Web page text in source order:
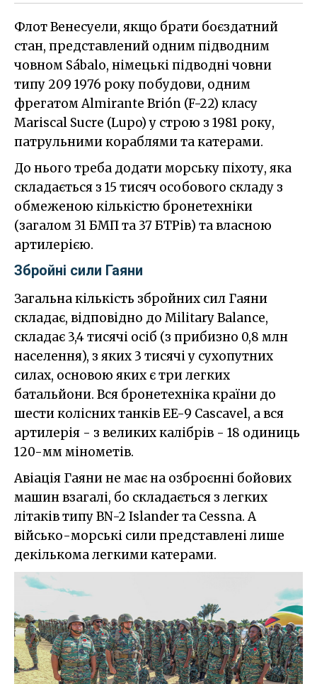
Флот Венесуели, якщо брати боєздатний
стан, представлений одним підводним
човном Sábalo, німецькі підводні човни
типу 209 1976 року побудови, одним
фрегатом Almirante Brión (F-22) класу
Mariscal Sucre (Lupo) у строю з 1981 року,
патрульними кораблями та катерами.
До нього треба додати морську піхоту, яка
складається з 15 тисяч особового складу з
обмеженою кількістю бронетехніки
(загалом 31 БМП та 37 БТРів) та власною
артилерією.
Збройні сили Гаяни
Загальна кількість збройних сил Гаяни
складає, відповідно до Military Balance,
складає 3,4 тисячі осіб (з прибизно 0,8 млн
населення), з яких 3 тисячі у сухопутних
силах, основою яких є три легких
батальйони. Вся бронетехніка країни до
шести колісних танків EE-9 Cascavel, а вся
артилерія - з великих калібрів - 18 одиниць
120-мм мінометів.
Авіація Гаяни не має на озброєнні бойових
машин взагалі, бо складається з легких
літаків типу BN-2 Islander та Cessna. А
військо-морські сили представлені лише
декількома легкими катерами.